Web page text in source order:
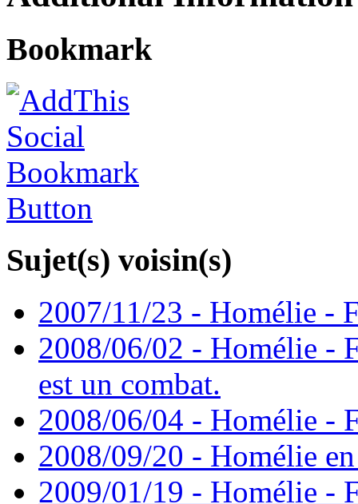
Bookmark
Sujet(s) voisin(s)
2007/11/23 - Homélie -
2008/06/02 - Homélie -
est un combat.
2008/06/04 - Homélie -
2008/09/20 - Homélie
2009/01/19 - Homélie -